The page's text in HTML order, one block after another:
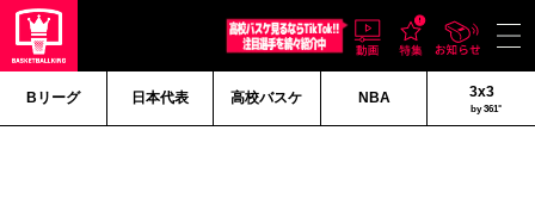
Bリーグ 日本代表 高校バスケ NBA 3x3
by 361°